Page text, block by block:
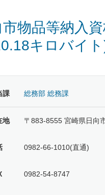
市物品等納入
キロバイ
課 総務部 総務課
地 〒883-8555 宮崎県日向
0982-66-1010(直通)
0982-54-8747